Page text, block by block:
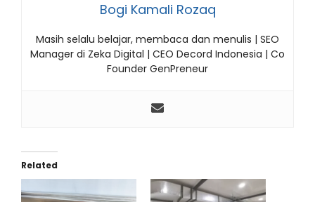
Bogi Kamali Rozaq
Masih selalu belajar, membaca dan menulis | SEO
Manager di Zeka Digital | CEO Decord Indonesia | Co
Founder GenPreneur
Related